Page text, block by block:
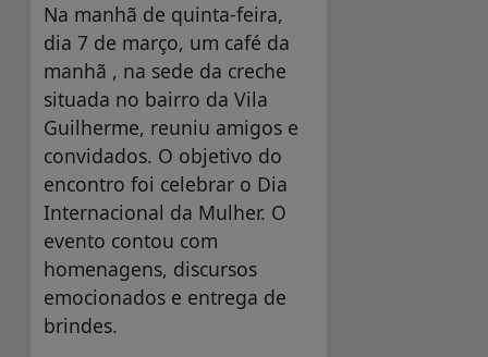
Na manhã de quinta-feira,
dia 7 de março, um café da
manhã , na sede da creche
situada no bairro da Vila
Guilherme, reuniu amigos e
convidados. O objetivo do
encontro foi celebrar o Dia
Internacional da Mulher. O
evento contou com
homenagens, discursos
emocionados e entrega de
brindes.